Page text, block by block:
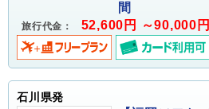
間
旅行代金： 52,600円 ～90,000円
石川県発